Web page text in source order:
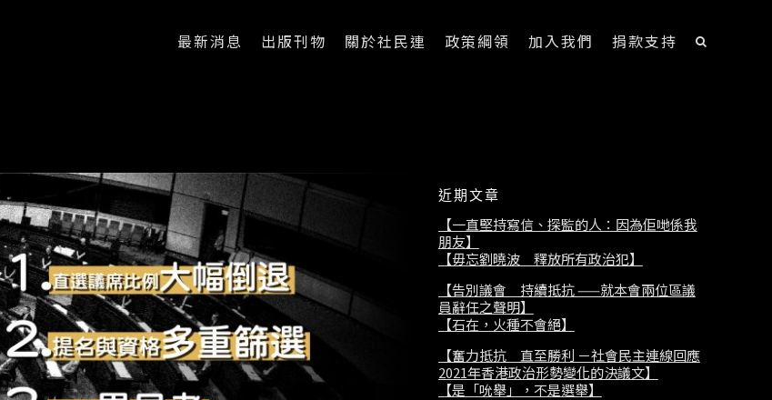
最新消息 出版刊物 關於社民連 政策綱領 加入我們 捐款支持
近期文章
【一直堅持寫信、探監的人：因為佢哋係我
朋友】
【毋忘劉曉波 釋放所有政治犯】
【告別議會 持續抵抗 ——就本會兩位區議
員辭任之聲明】
【石在，火種不會絕】
【奮力抵抗 直至勝利 －社會民主連線回應
2021年香港政治形勢變化的決議文】
【是「吮舉」，不是選舉】